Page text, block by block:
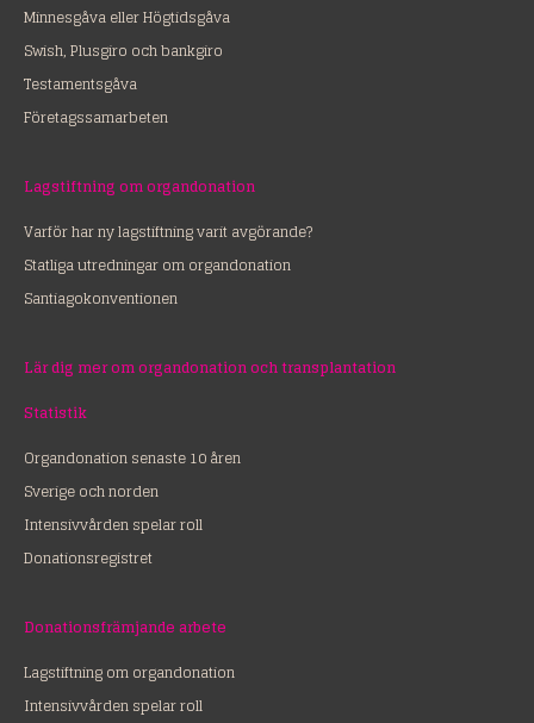
Minnesgåva eller Högtidsgåva
Swish, Plusgiro och bankgiro
Testamentsgåva
Företagssamarbeten
Lagstiftning om organdonation
Varför har ny lagstiftning varit avgörande?
Statliga utredningar om organdonation
Santiagokonventionen
Lär dig mer om organdonation och transplantation
Statistik
Organdonation senaste 10 åren
Sverige och norden
Intensivvården spelar roll
Donationsregistret
Donationsfrämjande arbete
Lagstiftning om organdonation
Intensivvården spelar roll